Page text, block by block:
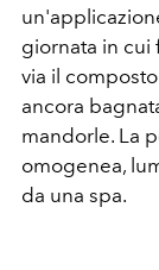
giornata in cui
via il
ancora
mandorle. La
omogenea,
da una spa.